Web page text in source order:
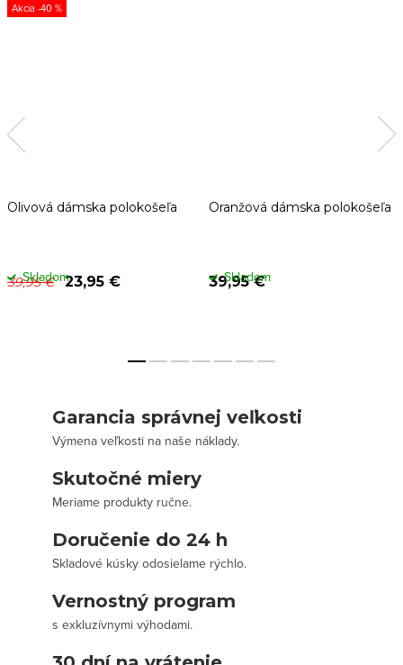
-40 %
Olivová dámska polokošeľa
39,95 € 23,95 €
Skladom
Oranžová dámska polokošeľa
39,95 €
Skladom
Garancia správnej veľkosti
Výmena veľkosti na naše náklady.
Skutočné miery
Meriame produkty ručne.
Doručenie do 24 h
Skladové kúsky odosielame rýchlo.
Vernostný program
s exkluzívnymi výhodami.